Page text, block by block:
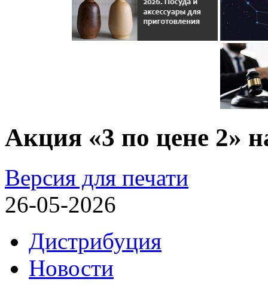
Акция «3 по цене 2»
Версия для печати
26-05-2026
Дистрибуция
Новости